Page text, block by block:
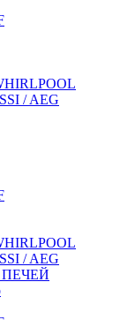
/ AEG
/ AEG
ПЕЧЕЙ